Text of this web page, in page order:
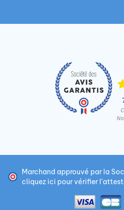
Marchand approuvé par la
cliquez ici pour vérifier